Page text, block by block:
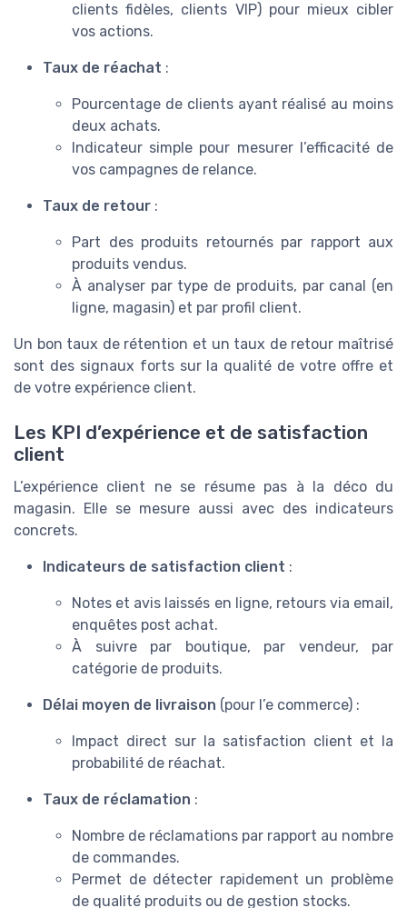
clients fidèles, clients VIP) pour mieux cibler
vos actions.
Taux de réachat :
Pourcentage de clients ayant réalisé au moins
deux achats.
Indicateur simple pour mesurer l’efficacité de
vos campagnes de relance.
Taux de retour :
Part des produits retournés par rapport aux
produits vendus.
À analyser par type de produits, par canal (en
ligne, magasin) et par profil client.
Un bon taux de rétention et un taux de retour maîtrisé
sont des signaux forts sur la qualité de votre offre et
de votre expérience client.
Les KPI d’expérience et de satisfaction
client
L’expérience client ne se résume pas à la déco du
magasin. Elle se mesure aussi avec des indicateurs
concrets.
Indicateurs de satisfaction client :
Notes et avis laissés en ligne, retours via email,
enquêtes post achat.
À suivre par boutique, par vendeur, par
catégorie de produits.
Délai moyen de livraison (pour l’e commerce) :
Impact direct sur la satisfaction client et la
probabilité de réachat.
Taux de réclamation :
Nombre de réclamations par rapport au nombre
de commandes.
Permet de détecter rapidement un problème
de qualité produits ou de gestion stocks.